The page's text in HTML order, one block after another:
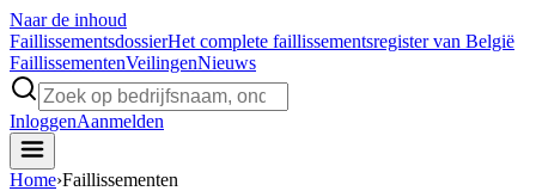
Naar de inhoud
FaillissementsdossierHet complete faillissementsregister van België
FaillissementenVeilingenNieuws
InloggenAanmelden
Home›Faillissementen